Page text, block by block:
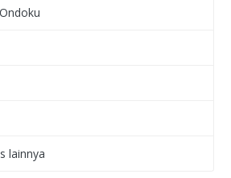
lainnya